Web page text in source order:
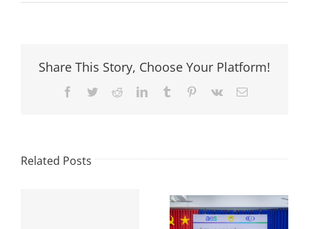
Share This Story, Choose Your Platform!
Facebook
TwitterRedditLinkedInTumblr Pinterest
Vk Email
Related Posts
Lễ trao học